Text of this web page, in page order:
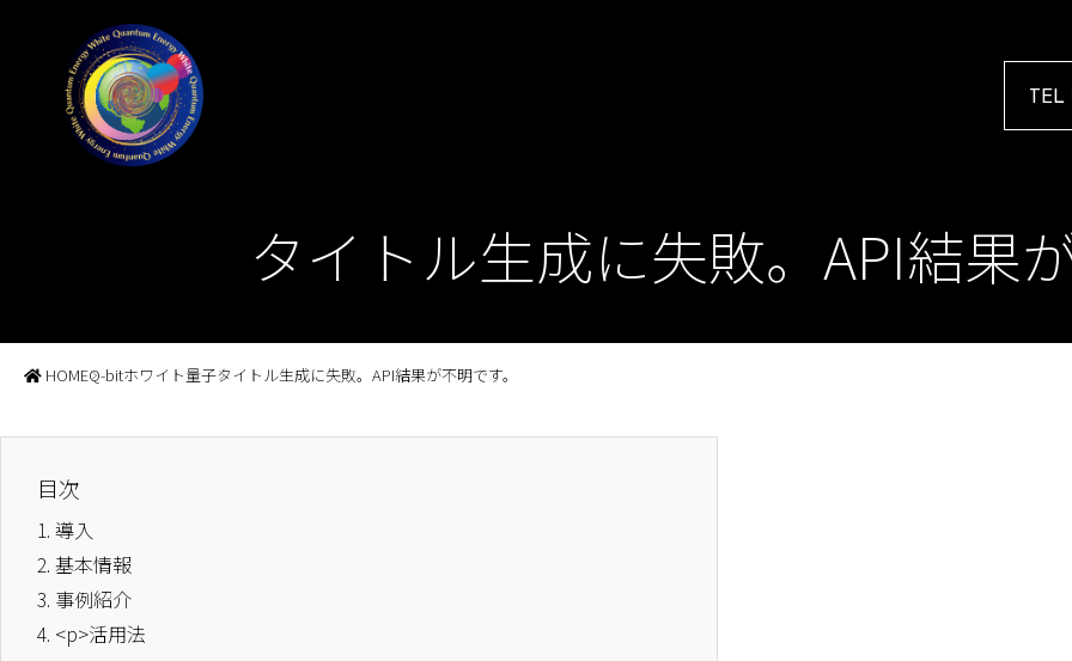
TEL
タイトル生成に失敗。API結果
HOMEQ-bitホワイト量子タイトル生成に失敗。API結果が不明です。
目次
1. 導入
2. 基本情報
3. 事例紹介
4. <p>活用法